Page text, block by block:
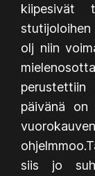
kiipesivät
stutijoloihen
olj niin
päivänä on
siis jo